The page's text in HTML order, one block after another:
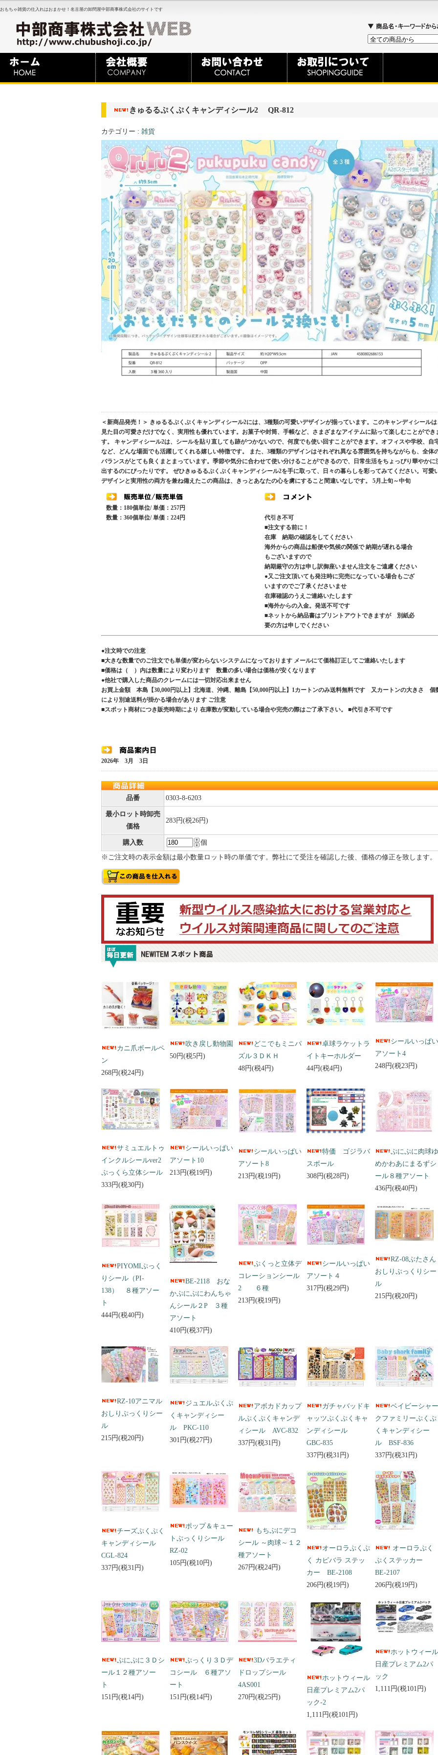
おもちゃ雑貨の仕入れはおまかせ！名古屋の卸問屋中部商事株式会社のサイトです
きゅるるぷくぷくキャンディシール2 QR-812
カテゴリー : 雑貨
＜新商品発売！＞ きゅるるぷくぷくキャンディシール2には、3種類の可愛いデザインが揃っています。このキャンディシール
見た目の可愛さだけでなく、実用性も優れています。お菓子や封筒、手帳など、さまざまなアイテムに貼って楽しむことができ
す。 キャンディシール2は、シールを貼り直しても跡がつかないので、何度でも使い回すことができます。オフィスや学校、自
など、どんな場面でも活躍してくれる嬉しい特徴です。 また、3種類のデザインはそれぞれ異なる雰囲気を持ちながらも、全体
バランスがとても良くまとまっています。季節や気分に合わせて使い分けることができるので、日常生活をちょっぴり華やかに
出するのにぴったりです。 ぜひきゅるるぷくぷくキャンディシール2を手に取って、日々の暮らしを彩ってみてください。可愛
デザインと実用性の両方を兼ね備えたこの商品は、きっとあなたの心を虜にすること間違いなしです。 5月上旬～中旬
数量：180個単位/ 単価：257円
数量：360個単位/ 単価：224円
代引き不可
■注文する前に！
在庫 納期の確認をしてください
海外からの商品は船便や気候の関係で 納期が遅れる場合
もございますので
納期厳守の方は申し訳御座いません注文をご遠慮ください
●又ご注文頂いても発注時に完売になっている場合もござ
いますのでご了承くださいませ
在庫確認のうえご連絡いたします
■海外からの入金。発送不可です
■ネットから納品書はプリントアウトできますが 別紙必
要の方は申しでください
●注文時での注意
■大きな数量でのご注文でも単価が変わらないシステムになっております メールにて価格訂正してご連絡いたします
■価格は（ ）内は数量により変わります 数量の多い場合は価格が安くなります
●他社で購入した商品のクレームには一切対応出来ません
お買上金額 本島【30,000円以上】北海道、沖縄、離島【50,000円以上】1カートンのみ送料無料です 又カートンの大きさ 個
により別途送料が掛かる場合があります ご注意
■スポット商材につき販売時期により 在庫数が変動している場合や完売の際はご了承下さい。 ■代引き不可です
2026年 3月 3日
品番 0303-8-6203
最小ロット時卸売
価格
283円(税26円)
購入数
個
※ご注文時の表示金額は最小数量ロット時の単価です。弊社にて受注を確認した後、価格の修正を致します。
カニ爪ボールペ
ン
268円(税24円)
吹き戻し動物園
50円(税5円)
どこでもミニパ
ズル３ＤＫＨ
48円(税4円)
卓球ラケットラ
イトキーホルダー
44円(税4円)
シールいっぱい
アソート4
248円(税23円)
サミュエルトゥ
インクルシールver2
ぷっくら立体シール
333円(税30円)
シールいっぱい
アソート10
213円(税19円)
シールいっぱい
アソート8
213円(税19円)
特価 ゴジラバ
スボール
308円(税28円)
ぷにぷに肉球ゆ
めかわあにまるずシ
ール８種アソート
436円(税40円)
PIYOMIぷっく
りシール（PI-
138） ８種アソー
ト
444円(税40円)
BE-2118 おな
かぷにぷにわんちゃ
んシール２P ３種
アソート
410円(税37円)
ぷくっと立体デ
コレーションシール
2 ６種
213円(税19円)
シールいっぱい
アソート４
317円(税29円)
RZ-08ぶたさん
おしりぷっくりシー
ル
215円(税20円)
RZ-10アニマル
おしりぷっくりシー
ル
215円(税20円)
ジュエルぷくぷ
くキャンディシー
ル PKC-110
301円(税27円)
アボカドカップ
ルぷくぷくキャンデ
ィシール AVC-832
337円(税31円)
ガチャバッドキ
ャッツぷくぷくキャ
ンディシール
GBC-835
337円(税31円)
ベイビーシャー
クファミリーぷくぷ
くキャンディシー
ル BSF-836
337円(税31円)
チーズぷくぷく
キャンディシール
CGL-824
337円(税31円)
ポップ＆キュー
トぷっくりシール
RZ-02
105円(税10円)
もちぷにデコ
シール ～肉球～１２
種アソート
267円(税24円)
オーロラぷくぷ
く カピバラ ステッ
カー BE-2108
206円(税19円)
オーロラぷく
ぷくステッカー
BE-2107
206円(税19円)
ぷにぷに３Ｄシ
ール１２種アソー
ト
151円(税14円)
ぷっくり３Ｄデ
コシール ６種アソ
ート
151円(税14円)
3Dバラエティ
ドロップシール
4AS001
270円(税25円)
ホットウィール
日産プレミアム2パ
ック-2
1,111円(税101円)
ホットウィール
日産プレミアム2パ
ック
1,111円(税101円)